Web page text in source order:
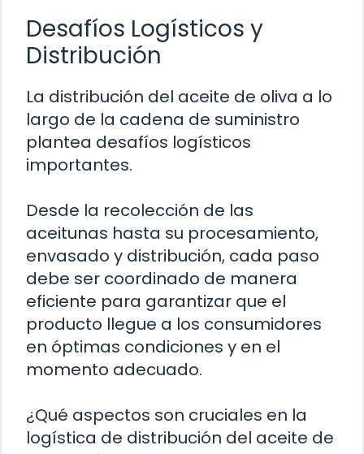
Desafíos Logísticos y
Distribución
La distribución del aceite de oliva a lo
largo de la cadena de suministro
plantea desafíos logísticos
importantes.
Desde la recolección de las
aceitunas hasta su procesamiento,
envasado y distribución, cada paso
debe ser coordinado de manera
eficiente para garantizar que el
producto llegue a los consumidores
en óptimas condiciones y en el
momento adecuado.
¿Qué aspectos son cruciales en la
logística de distribución del aceite de